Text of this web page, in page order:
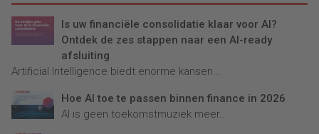
Is uw financiële consolidatie klaar voor AI?
Ontdek de zes stappen naar een AI-ready
afsluiting
Artificial Intelligence biedt enorme kansen...
Hoe AI toe te passen binnen finance in 2026
AI is geen toekomstmuziek meer...